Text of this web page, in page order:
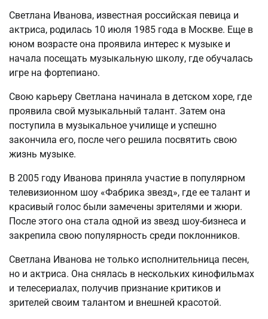
Светлана Иванова, известная российская певица и
актриса, родилась 10 июля 1985 года в Москве. Еще в
юном возрасте она проявила интерес к музыке и
начала посещать музыкальную школу, где обучалась
игре на фортепиано.
Свою карьеру Светлана начинала в детском хоре, где
проявила свой музыкальный талант. Затем она
поступила в музыкальное училище и успешно
закончила его, после чего решила посвятить свою
жизнь музыке.
В 2005 году Иванова приняла участие в популярном
телевизионном шоу «Фабрика звезд», где ее талант и
красивый голос были замечены зрителями и жюри.
После этого она стала одной из звезд шоу-бизнеса и
закрепила свою популярность среди поклонников.
Светлана Иванова не только исполнительница песен,
но и актриса. Она снялась в нескольких кинофильмах
и телесериалах, получив признание критиков и
зрителей своим талантом и внешней красотой.